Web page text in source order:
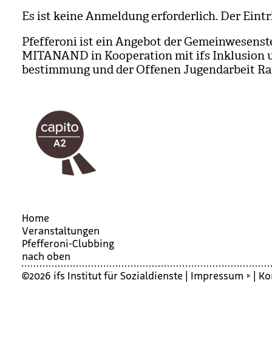
Es ist keine Anmel­dung erfor­der­lich. Der
Pfef­fe­roni ist ein Ange­bot der
MITANAND in Koope­ra­tion mit ifs Inklu­sion
be­stim­mung und der Offe­nen Jugend­ar­beit
Home
Veranstaltungen
Pfef­fe­roni-Club­bing
nach oben
©2026 ifs Institut für Sozialdienste | Impressum